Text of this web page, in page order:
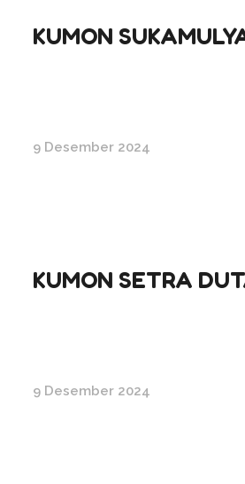
KUMON
9 Desember 2024
KUMON SETRA
9 Desember 2024